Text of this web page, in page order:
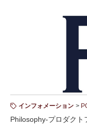
インフォメーション
Philosophy-プロダクト